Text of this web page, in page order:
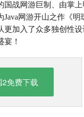
国战网游巨制、由掌
Java网游开山之作《
更加入了众多独创性
宴！
2免费下载